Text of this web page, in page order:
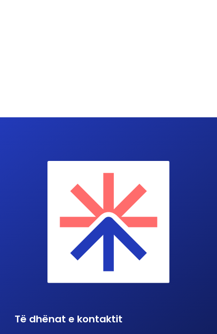
Të dhënat e kontaktit